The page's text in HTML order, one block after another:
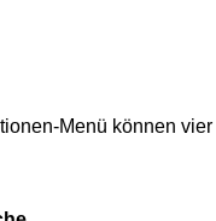
Menü können